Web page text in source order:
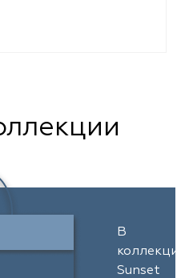
В
коллекции
Sunset